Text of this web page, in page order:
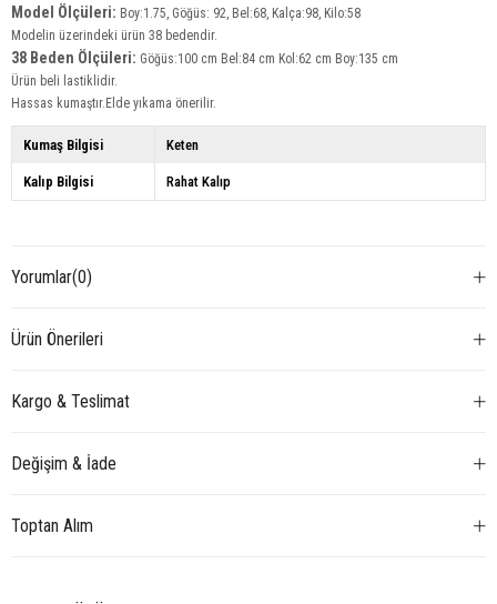
Model Ölçüleri: Boy:1.75, Göğüs: 92, Bel:68, Kalça:98, Kilo:58
Modelin üzerindeki ürün 38 bedendir.
38 Beden Ölçüleri: Göğüs:100 cm Bel:84 cm Kol:62 cm Boy:135 cm
Ürün beli lastiklidir.
Hassas kumaştır.Elde yıkama önerilir.
Kumaş Bilgisi Keten
Kalıp Bilgisi Rahat Kalıp
Yorumlar(0)
Ürün Önerileri
Kargo & Teslimat
Değişim & İade
Toptan Alım